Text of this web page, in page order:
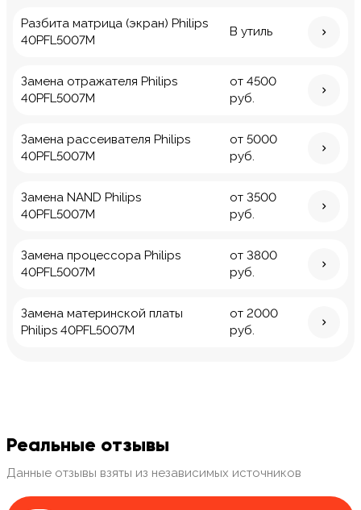
Разбита матрица (экран) Philips
40PFL5007M
В утиль
Замена отражателя Philips
40PFL5007M
от 4500
руб.
Замена рассеивателя Philips
40PFL5007M
от 5000
руб.
Замена NAND Philips
40PFL5007M
от 3500
руб.
Замена процессора Philips
40PFL5007M
от 3800
руб.
Замена материнской платы
Philips 40PFL5007M
от 2000
руб.
Реальные отзывы
Данные отзывы взяты из независимых источников